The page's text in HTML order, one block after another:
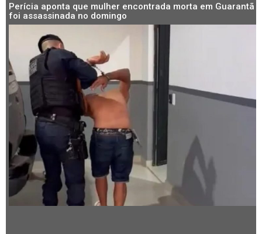
Perícia aponta que mulher encontrada morta em Guarantã
foi assassinada no domingo